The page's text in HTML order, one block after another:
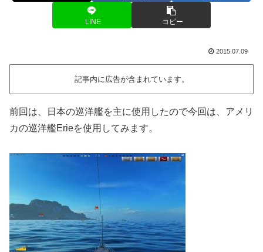
LINE コピー
2015.07.09
記事内に広告が含まれています。
前回は、日本の巡洋艦を主に使用したので今回は、アメリ
カの巡洋艦Erieを使用してみます。